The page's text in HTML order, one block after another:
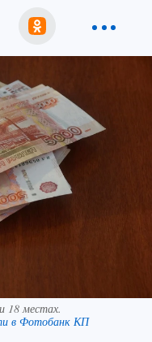
18 местах.
в Фотобанк КП